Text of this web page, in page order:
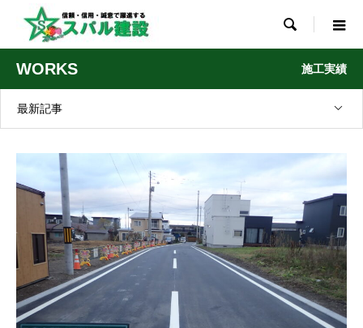

WORKS 施工実績
最新記事